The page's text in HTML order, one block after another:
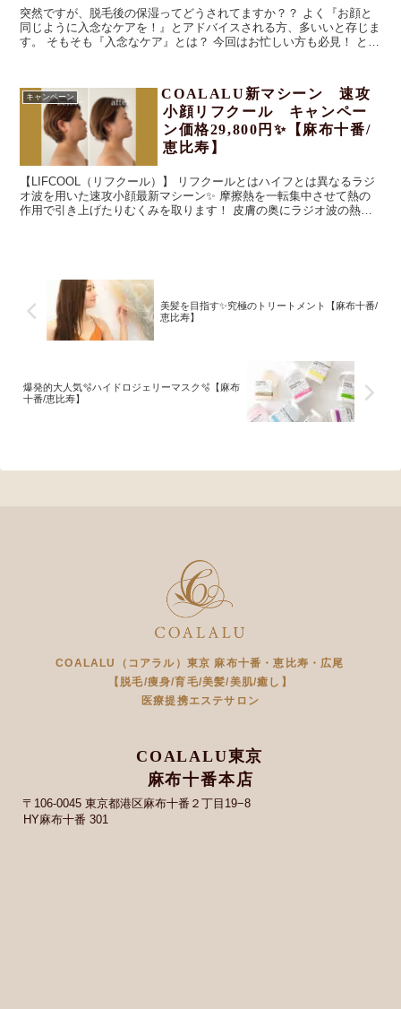
突然ですが、脱毛後の保湿ってどうされてますか？？ よく『お顔と
同じように入念なケアを！』とアドバイスされる方、多いいと存じま
す。 そもそも『入念なケア』とは？ 今回はお忙しい方も必見！ とに
キャンペーン
COALALU新マシーン 速攻
小顔リフクール キャンペー
ン価格29,800円✨【麻布十番/
恵比寿】
【LIFCOOL（リフクール）】 リフクールとはハイフとは異なるラジ
オ波を用いた速攻小顔最新マシーン✨ 摩擦熱を一転集中させて熱の
作用で引き上げたりむくみを取ります！ 皮膚の奥にラジオ波の熱を
美髪を目指す✨究極のトリートメント【麻布十番/
恵比寿】
爆発的大人気🫧ハイドロジェリーマスク🫧【麻布
十番/恵比寿】
COALALU（コアラル）東京 麻布十番・恵比寿・広尾
【脱毛/痩身/育毛/美髪/美肌/癒し】
医療提携エステサロン
COALALU東京
麻布十番本店
〒106-0045 東京都港区麻布十番２丁目19−8
HY麻布十番 301